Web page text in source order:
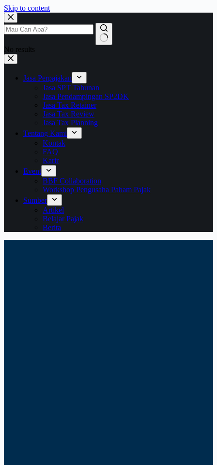
Skip to content
No results
Jasa Perpajakan
Jasa SPT Tahunan
Jasa Pendampingan SP2DK
Jasa Tax Retainer
Jasa Tax Review
Jasa Tax Planning
Tentang Kami
Kontak
FAQ
Karir
Event
BBF Collaboration
Workshop Pengusaha Paham Pajak
Sumber
Artikel
Belajar Pajak
Berita